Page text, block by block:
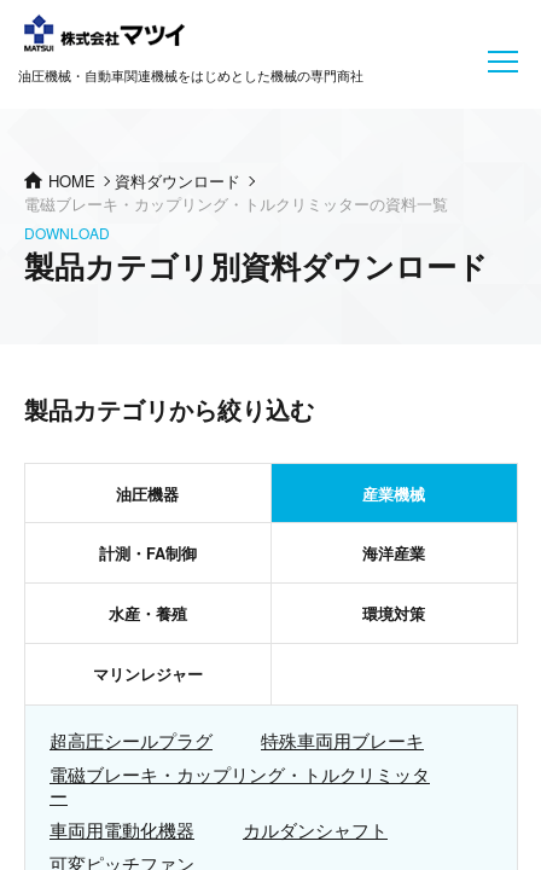
油圧機械・自動車関連機械をはじめとした機械の専門商社
HOME
資料ダウンロード
電磁ブレーキ・カップリング・トルクリミッターの資料一覧
DOWNLOAD
製品カテゴリ別資料ダウンロード
製品カテゴリから絞り込む
油圧機器 産業機械
計測・FA制御 海洋産業
水産・養殖 環境対策
マリンレジャー
超高圧シールプラグ
特殊車両用ブレーキ
電磁ブレーキ・カップリング・トルクリミッタ
ー
車両用電動化機器
カルダンシャフト
可変ピッチファン